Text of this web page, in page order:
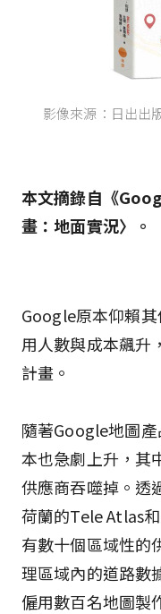
影像來源：日出出
本文摘錄自《
畫：地面實況〉。
Google原本仰賴
用人數與成本飆升
計畫。
隨著Google地圖
本也急劇上升，其
供應商吞噬掉。透
荷蘭的Tele Atlas
有數十個區域性的
理區域內的道路數
僱用數百名地圖製